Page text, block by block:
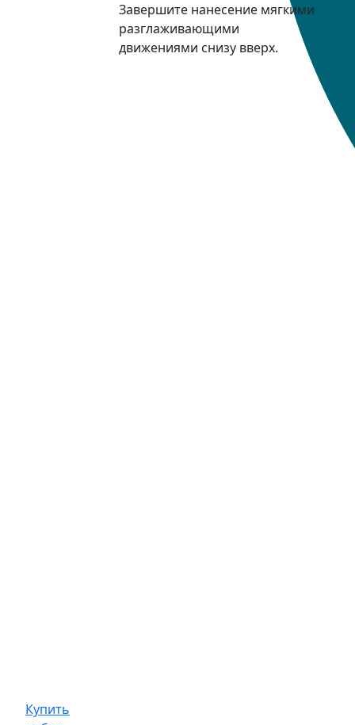
Купить
Завершите нанесение мягкими
разглаживающими
движениями снизу вверх.